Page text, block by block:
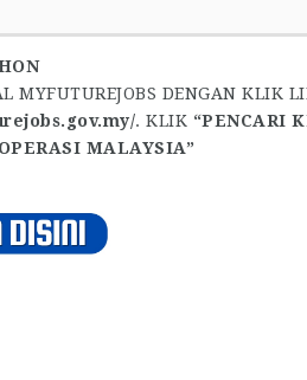
MYFUTUREJOBS DENGAN KLIK
. KLIK “PENCARI
MALAYSIA”